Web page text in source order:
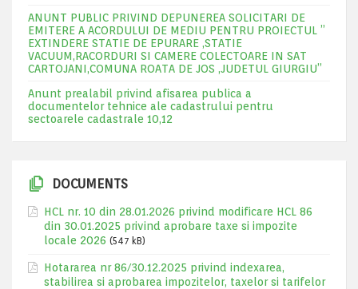
ANUNT PUBLIC PRIVIND DEPUNEREA SOLICITARI DE
EMITERE A ACORDULUI DE MEDIU PENTRU PROIECTUL ”
EXTINDERE STATIE DE EPURARE ,STATIE
VACUUM,RACORDURI SI CAMERE COLECTOARE IN SAT
CARTOJANI,COMUNA ROATA DE JOS ,JUDETUL GIURGIU”
Anunt prealabil privind afisarea publica a
documentelor tehnice ale cadastrului pentru
sectoarele cadastrale 10,12
DOCUMENTS
HCL nr. 10 din 28.01.2026 privind modificare HCL 86
din 30.01.2025 privind aprobare taxe si impozite
locale 2026 (547 kB)
Hotararea nr 86/30.12.2025 privind indexarea,
stabilirea si aprobarea impozitelor, taxelor si tarifelor